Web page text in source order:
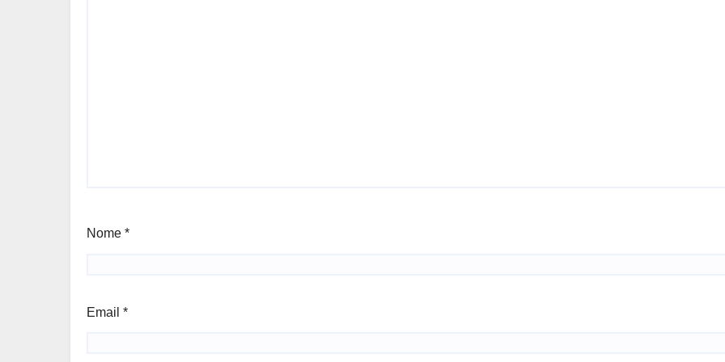
Nome *
Email *